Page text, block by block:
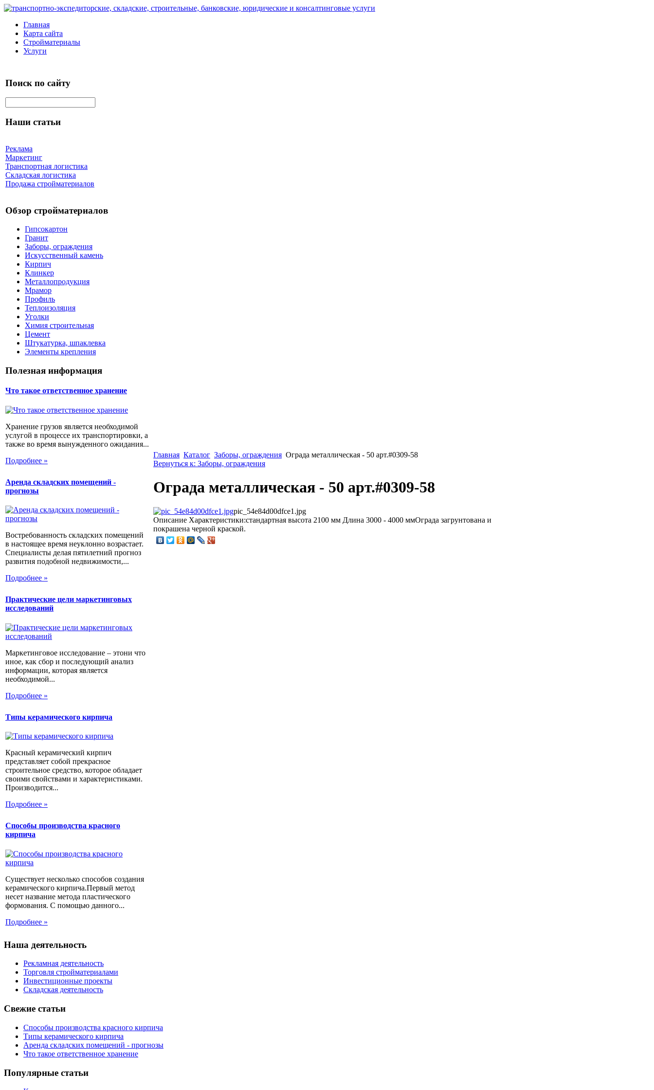
Главная
Карта сайта
Стройматериалы
Услуги
Поиск по сайту
Наши статьи
Реклама
Маркетинг
Транспортная логистика
Складская логистика
Продажа стройматериалов
Обзор стройматериалов
Гипсокартон
Гранит
Заборы, ограждения
Искусственный камень
Кирпич
Клинкер
Металлопродукция
Мрамор
Профиль
Теплоизоляция
Уголки
Химия строительная
Цемент
Штукатурка, шпаклевка
Элементы крепления
Полезная информация
Что такое ответственное хранение
Хранение грузов является необходимой
услугой в процессе их транспортировки, а
также во время вынужденного ожидания...
Подробнее »
Аренда складских помещений -
прогнозы
Востребованность складских помещений
в настоящее время неуклонно возрастает.
Специалисты делая пятилетний прогноз
развития подобной недвижимости,...
Подробнее »
Практические цели маркетинговых
исследований
Маркетинговое исследование – этони что
иное, как сбор и последующий анализ
информации, которая является
необходимой...
Подробнее »
Типы керамического кирпича
Красный керамический кирпич
представляет собой прекрасное
строительное средство, которое обладает
своими свойствами и характеристиками.
Производится...
Подробнее »
Способы производства красного
кирпича
Существует несколько способов создания
керамического кирпича.Первый метод
несет название метода пластического
формования. С помощью данного...
Подробнее »
Главная Каталог Заборы, ограждения Ограда металлическая - 50 арт.#0309-58
Вернуться к: Заборы, ограждения
Ограда металлическая - 50 арт.#0309-58
pic_54e84d00dfce1.jpg
Описание Характеристики:стандартная высота 2100 мм Длина 3000 - 4000 ммОграда загрунтована и
покрашена черной краской.
Наша деятельность
Рекламная деятельность
Торговля стройматериалами
Инвестиционные проекты
Складская деятельность
Свежие статьи
Способы производства красного кирпича
Типы керамического кирпича
Аренда складских помещений - прогнозы
Что такое ответственное хранение
Популярные статьи